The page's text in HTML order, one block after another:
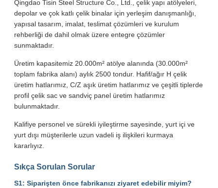
Qingdao Tisin Steel Structure Co., Ltd., çelik yapı atölyeleri,
depolar ve çok katlı çelik binalar için yerleşim danışmanlığı,
yapısal tasarım, imalat, teslimat çözümleri ve kurulum
rehberliği de dahil olmak üzere entegre çözümler
sunmaktadır.
Üretim kapasitemiz 20.000m² atölye alanında (30.000m²
toplam fabrika alanı) aylık 2500 tondur. Hafif/ağır H çelik
üretim hatlarımız, C/Z aşık üretim hatlarımız ve çeşitli tiplerde
profil çelik sac ve sandviç panel üretim hatlarımız
bulunmaktadır.
Kalifiye personel ve sürekli iyileştirme sayesinde, yurt içi ve
yurt dışı müşterilerle uzun vadeli iş ilişkileri kurmaya
kararlıyız.
Sıkça Sorulan Sorular
S1: Siparişten önce fabrikanızı ziyaret edebilir miyim?